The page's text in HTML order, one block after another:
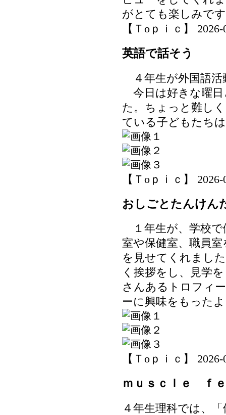
がとても楽しみで
【Ｔoｐｉｃ】
英語で話そう
４年生が外国語活
今日は好きな曜日
た。ちょっと難し
ている子どもたち
【Ｔoｐｉｃ】
おしごとたんけん
１年生が、学校で
室や保健室、職員
を見せてくれまし
く挨拶をし、見学
さんあるトロフィ
ーに興味をもった
【Ｔoｐｉｃ】
ｍｕｓｃｌｅ ｆ
４年生理科では、